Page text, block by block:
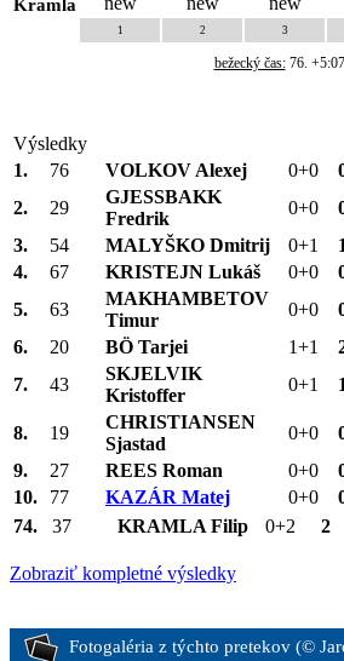
Kramla
1 2 3
bežecký čas: 76.
Výsledky
1.
76 VOLKOV Alexej 0+0
2.
29
GJESSBAKK
Fredrik
0+0
3.
54 MALYŠKO Dmitrij 0+1 1
4.
67 KRISTEJN Lukáš 0+0
5.
63
MAKHAMBETOV
Timur
0+0
6.
20 BÖ Tarjei 1+1
7.
43
SKJELVIK
Kristoffer
0+1 1
8. 19
CHRISTIANSEN
Sjastad
0+0
9.
27 REES Roman 0+0
10.
77 KAZÁR Matej 0+0
74.
37 KRAMLA Filip 0+2 2
Zobraziť kompletné výsledky
Fotogaléria z týchto pretekov (©